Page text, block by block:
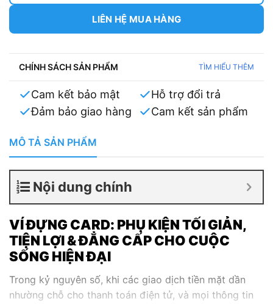
Bảo vệ thẻ khỏi trầy xước, cong vênh.
Sắp xếp gọn gàng, dễ dàng truy cập.
Nâng tầm phong cách cá nhân, thể hiện sự
Trải nghiệm sự tiện lợi và đẳng cấp cùng Ví Card Da
Thật từ Dang Nguyen!
LIÊN HỆ MUA HÀNG
CHÍNH SÁCH SẢN PHẨM TÌM HIỂU THÊM
Cam kết bảo mật
Hỗ trợ đổi trả
Đảm bảo giao hàng
Cam kết sản phẩm
MÔ TẢ SẢN PHẨM
Nội dung chính
VÍ ĐỰNG CARD: PHỤ KIỆN TỐI GIẢN,
TIỆN LỢI & ĐẲNG CẤP CHO CUỘC
SỐNG HIỆN ĐẠI
Trong kỷ nguyên số, khi các giao dịch tiền mặt dần
nhường chỗ cho thanh toán điện tử, và mọi thông tin